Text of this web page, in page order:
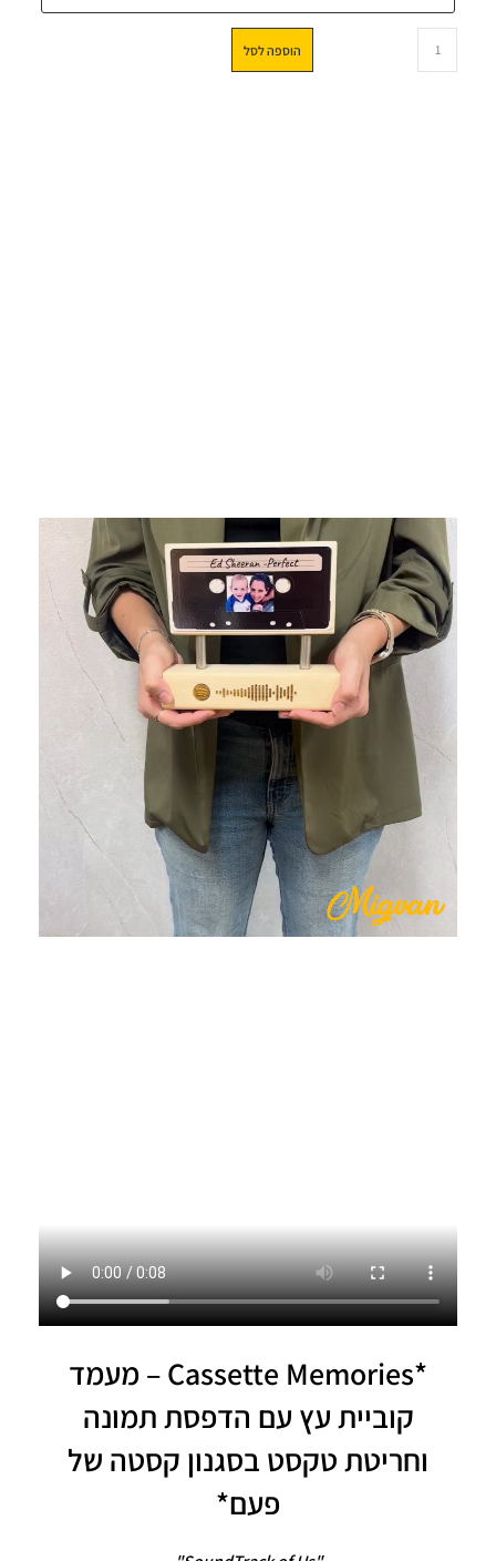
הוספה לסל
*Cassette Memories – מעמד
קוביית עץ עם הדפסת תמונה
וחריטת טקסט בסגנון קסטה של
פעם*